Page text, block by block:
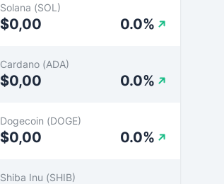
Solana (SOL)
$0,00 0.0%
Cardano (ADA)
$0,00 0.0%
Dogecoin (DOGE)
$0,00 0.0%
Shiba Inu (SHIB)